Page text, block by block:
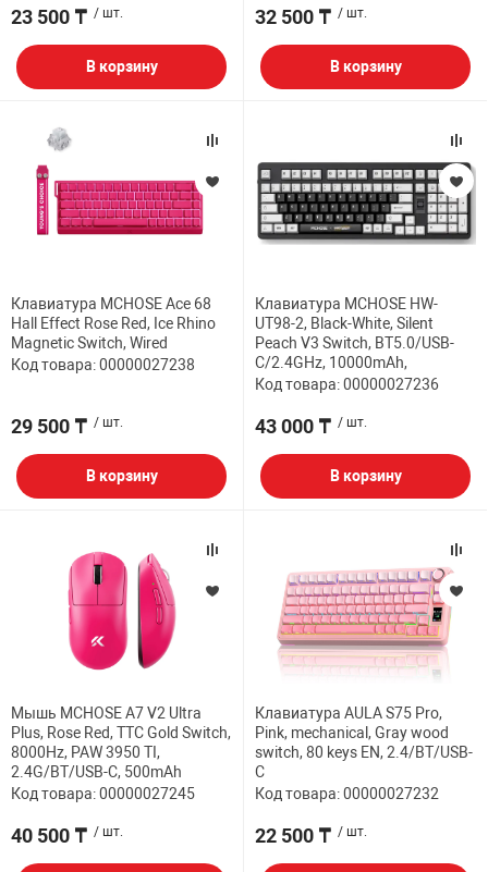
23 500 ₸ / шт.
В корзину
32 500 ₸ / шт.
В корзину
Клавиатура MCHOSE Ace 68
Hall Effect Rose Red, Ice Rhino
Magnetic Switch, Wired
Код товара: 00000027238
29 500 ₸ / шт.
В корзину
Клавиатура MCHOSE HW-
UT98-2, Black-White, Silent
Peach V3 Switch, BT5.0/USB-
C/2.4GHz, 10000mAh,
Код товара: 00000027236
43 000 ₸ / шт.
В корзину
Мышь MCHOSE A7 V2 Ultra
Plus, Rose Red, TTC Gold Switch,
8000Hz, PAW 3950 TI,
2.4G/BT/USB-C, 500mAh
Код товара: 00000027245
40 500 ₸ / шт.
Клавиатура AULA S75 Pro,
Pink, mechanical, Gray wood
switch, 80 keys EN, 2.4/BT/USB-
C
Код товара: 00000027232
22 500 ₸ / шт.